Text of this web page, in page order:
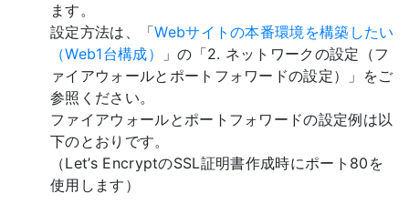
ます。
設定方法は、「Webサイトの本番環境を構築したい
（Web1台構成）
」の「2. ネットワークの設定（フ
ァイアウォールとポートフォワードの設定）」をご
参照ください。
ファイアウォールとポートフォワードの設定例は以
下のとおりです。
（Let’s EncryptのSSL証明書作成時にポート80を
使用します）